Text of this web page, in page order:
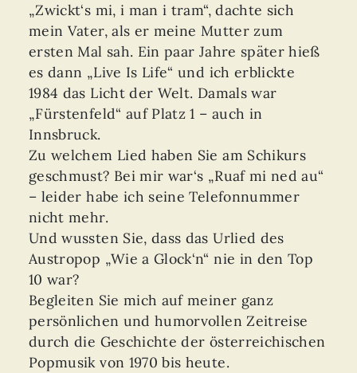
„Zwickt‘s mi, i man i tram“, dachte sich
mein Vater, als er meine Mutter zum
ersten Mal sah. Ein paar Jahre später hieß
es dann „Live Is Life“ und ich erblickte
1984 das Licht der Welt. Damals war
„Fürstenfeld“ auf Platz 1 – auch in
Innsbruck.
Zu welchem Lied haben Sie am Schikurs
geschmust? Bei mir war‘s „Ruaf mi ned au“
– leider habe ich seine Telefonnummer
nicht mehr.
Und wussten Sie, dass das Urlied des
Austropop „Wie a Glock‘n“ nie in den Top
10 war?
Begleiten Sie mich auf meiner ganz
persönlichen und humorvollen Zeitreise
durch die Geschichte der österreichischen
Popmusik von 1970 bis heute.